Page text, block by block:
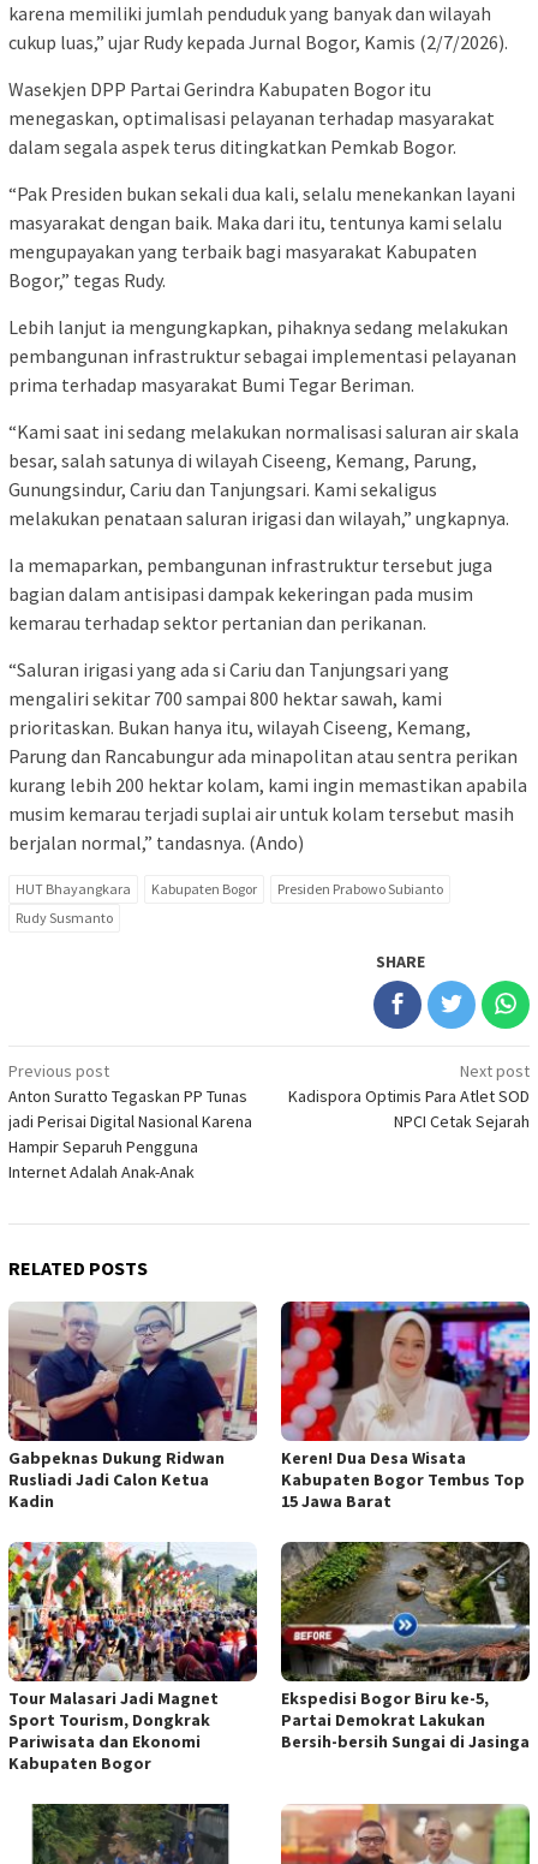
karena memiliki jumlah penduduk yang banyak dan wilayah
cukup luas,” ujar Rudy kepada Jurnal Bogor, Kamis (2/7/2026).
Wasekjen DPP Partai Gerindra Kabupaten Bogor itu
menegaskan, optimalisasi pelayanan terhadap masyarakat
dalam segala aspek terus ditingkatkan Pemkab Bogor.
“Pak Presiden bukan sekali dua kali, selalu menekankan layani
masyarakat dengan baik. Maka dari itu, tentunya kami selalu
mengupayakan yang terbaik bagi masyarakat Kabupaten
Bogor,” tegas Rudy.
Lebih lanjut ia mengungkapkan, pihaknya sedang melakukan
pembangunan infrastruktur sebagai implementasi pelayanan
prima terhadap masyarakat Bumi Tegar Beriman.
“Kami saat ini sedang melakukan normalisasi saluran air skala
besar, salah satunya di wilayah Ciseeng, Kemang, Parung,
Gunungsindur, Cariu dan Tanjungsari. Kami sekaligus
melakukan penataan saluran irigasi dan wilayah,” ungkapnya.
Ia memaparkan, pembangunan infrastruktur tersebut juga
bagian dalam antisipasi dampak kekeringan pada musim
kemarau terhadap sektor pertanian dan perikanan.
“Saluran irigasi yang ada si Cariu dan Tanjungsari yang
mengaliri sekitar 700 sampai 800 hektar sawah, kami
prioritaskan. Bukan hanya itu, wilayah Ciseeng, Kemang,
Parung dan Rancabungur ada minapolitan atau sentra perikan
kurang lebih 200 hektar kolam, kami ingin memastikan apabila
musim kemarau terjadi suplai air untuk kolam tersebut masih
berjalan normal,” tandasnya. (Ando)
HUT Bhayangkara Kabupaten Bogor
Presiden Prabowo Subianto
Rudy Susmanto
SHARE
Post
navigation
Previous post
Anton Suratto Tegaskan PP Tunas
jadi Perisai Digital Nasional Karena
Hampir Separuh Pengguna
Internet Adalah Anak-Anak
Next post
Kadispora Optimis Para Atlet SOD
NPCI Cetak Sejarah
RELATED POSTS
Gabpeknas Dukung Ridwan
Rusliadi Jadi Calon Ketua
Kadin
Keren! Dua Desa Wisata
Kabupaten Bogor Tembus Top
15 Jawa Barat
Tour Malasari Jadi Magnet
Sport Tourism, Dongkrak
Pariwisata dan Ekonomi
Kabupaten Bogor
Ekspedisi Bogor Biru ke-5,
Partai Demokrat Lakukan
Bersih-bersih Sungai di Jasinga